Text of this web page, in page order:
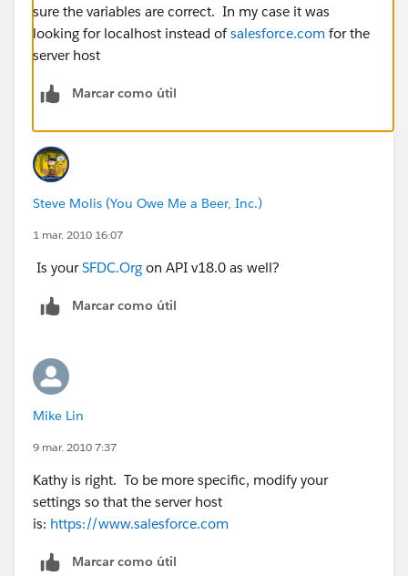
sure the variables are correct. In my case it was
looking for localhost instead ofsalesforce.com for the
server host
Marcar como útil
Steve Molis (You Owe Me a Beer, Inc.)
1 mar. 2010 16:07
Is yourSFDC.Org on API v18.0 as well?
Marcar como útil
Mike Lin
9 mar. 2010 7:37
Kathy is right. To be more specific, modify your
settings so that the server host
is: https://www.salesforce.com
Marcar como útil